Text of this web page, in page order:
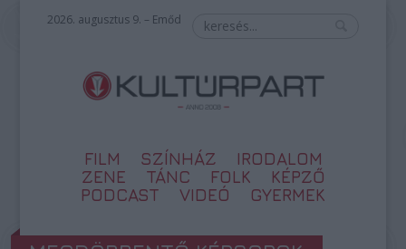
2026. augusztus 9. – Emőd
FILM SZÍNHÁZ
IRODALOM
ZENE
TÁNC FOLK
KÉPZŐ
PODCAST
VIDEÓ GYERMEK